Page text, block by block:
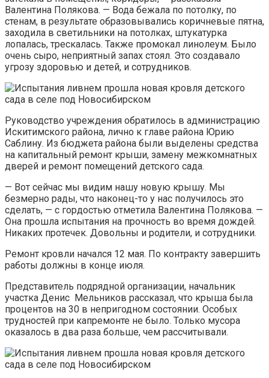
Валентина Полякова. — Вода бежала по потолку, по
стенам, в результате образовывались коричневые пятна,
заходила в светильники на потолках, штукатурка
лопалась, трескалась. Также промокал линолеум. Было
очень сыро, неприятный запах стоял. Это создавало
угрозу здоровью и детей, и сотрудников.
Руководство учреждения обратилось в администрацию
Искитимского района, лично к главе района Юрию
Саблину. Из бюджета района были выделены средства
на капитальный ремонт крыши, замену межкомнатных
дверей и ремонт помещений детского сада.
— Вот сейчас мы видим нашу новую крышу. Мы
безмерно рады, что наконец-то у нас получилось это
сделать, — с гордостью отметила Валентина Полякова. —
Она прошла испытания на прочность во время дождей.
Никаких протечек. Довольны и родители, и сотрудники.
Ремонт кровли начался 12 мая. По контракту завершить
работы должны в конце июля.
Представитель подрядной организации, начальник
участка Денис Мельников рассказал, что крыша была
процентов на 30 в непригодном состоянии. Особых
трудностей при капремонте не было. Только мусора
оказалось в два раза больше, чем рассчитывали.